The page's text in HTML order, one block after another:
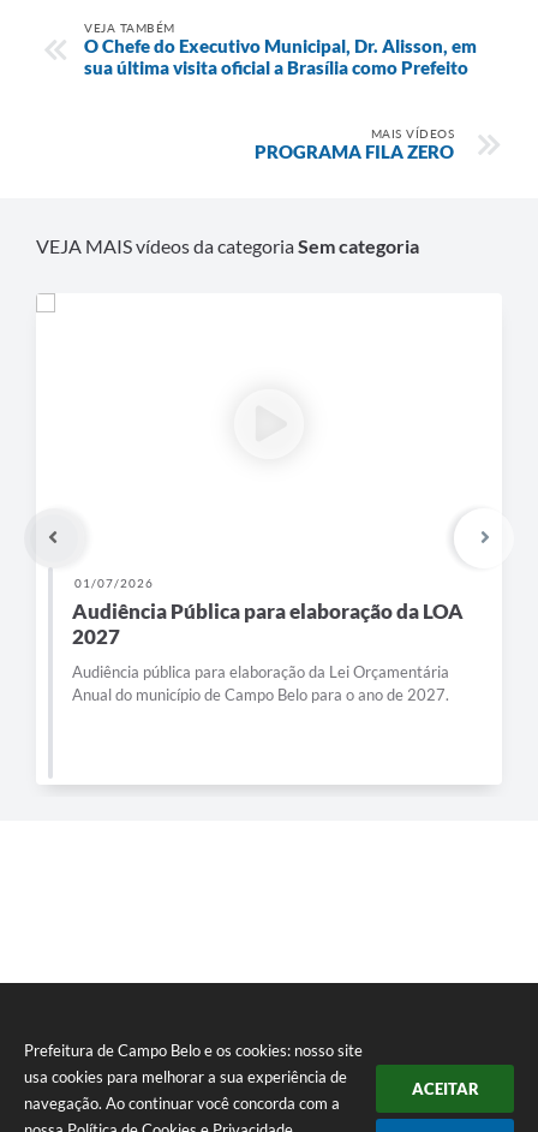
Prefeitura de Campo Belo e os cookies: nosso site
usa cookies para melhorar a sua experiência de
navegação. Ao continuar você concorda com a
ACEITAR
VEJA TAMBÉM
O Chefe do Executivo Municipal, Dr. Alisson, em
sua última visita oficial a Brasília como Prefeito
MAIS VÍDEOS
PROGRAMA FILA ZERO
VEJA MAIS vídeos da categoriaSem categoria
01/07/2026
Audiência Pública para elaboração da LOA
2027
Audiência pública para elaboração da Lei Orçamentária
Anual do município de Campo Belo para o ano de 2027.